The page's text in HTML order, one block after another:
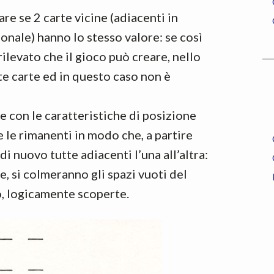
se 2 carte vicine (adiacenti in
hanno lo stesso valore: se così
che il gioco può creare, nello
carte ed in questo caso non è
con le caratteristiche di posizione
rimanenti in modo che, a partire
nuovo tutte adiacenti l’una all’altra:
si colmeranno gli spazi vuoti del
logicamente scoperte.